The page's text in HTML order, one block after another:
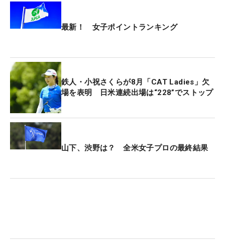
最新！ 女子ポイントランキング
鉄人・小祝さくらが8月「CAT Ladies」欠
場を表明 日米連続出場は“228”でストップ
山下、渋野は？ 全米女子プロの最終結果